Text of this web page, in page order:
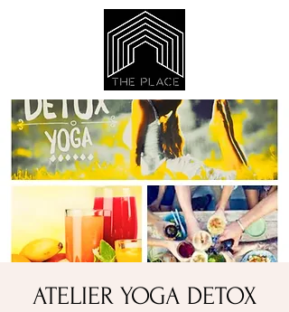
ATELIER YOGA DETOX